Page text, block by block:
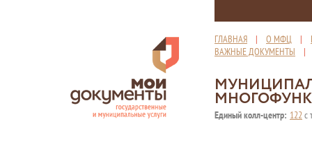
ГЛАВНАЯ | О МФЦ |
ВАЖНЫЕ ДОКУМЕНТЫ
Единый колл-центр: 122с